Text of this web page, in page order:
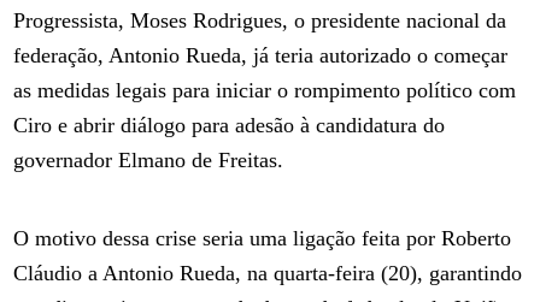
Progressista, Moses Rodrigues, o presidente nacional da
federação, Antonio Rueda, já teria autorizado o começar
as medidas legais para iniciar o rompimento político com
Ciro e abrir diálogo para adesão à candidatura do
governador Elmano de Freitas.
O motivo dessa crise seria uma ligação feita por Roberto
Cláudio a Antonio Rueda, na quarta-feira (20), garantindo